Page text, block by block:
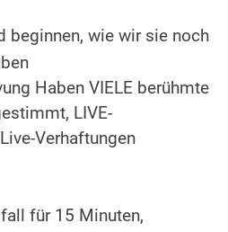
beginnen, wie wir sie noch
Haben VIELE berühmte
LIVE-
Verhaftungen
für 15 Minuten,